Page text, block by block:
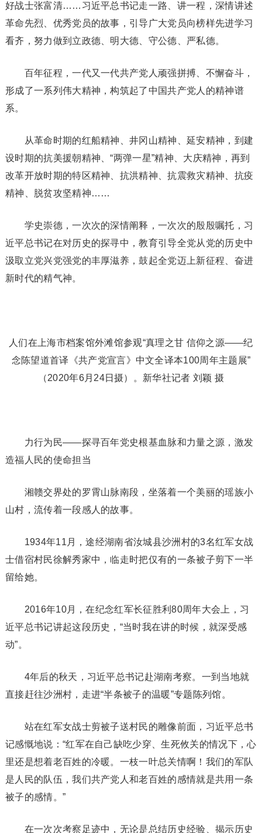
好战士张富清……习近平总书记走一路、讲一程，深情讲述
革命先烈、优秀党员的故事，引导广大党员向榜样先进学习
看齐，努力做到立政德、明大德、守公德、严私德。
百年征程，一代又一代共产党人顽强拼搏、不懈奋斗，
形成了一系列伟大精神，构筑起了中国共产党人的精神谱
系。
从革命时期的红船精神、井冈山精神、延安精神，到建
设时期的抗美援朝精神、“两弹一星”精神、大庆精神，再到
改革开放时期的特区精神、抗洪精神、抗震救灾精神、抗疫
精神、脱贫攻坚精神……
学史崇德，一次次的深情阐释，一次次的殷殷嘱托，习
近平总书记在对历史的探寻中，教育引导全党从党的历史中
汲取立党兴党强党的丰厚滋养，鼓起全党迈上新征程、奋进
新时代的精气神。
人们在上海市档案馆外滩馆参观“真理之甘 信仰之源——纪
念陈望道首译《共产党宣言》中文全译本100周年主题展”
（2020年6月24日摄）。新华社记者 刘颖 摄
力行为民——探寻百年党史根基血脉和力量之源，激发
造福人民的使命担当
湘赣交界处的罗霄山脉南段，坐落着一个美丽的瑶族小
山村，流传着一段感人的故事。
1934年11月，途经湖南省汝城县沙洲村的3名红军女战
士借宿村民徐解秀家中，临走时把仅有的一条被子剪下一半
留给她。
2016年10月，在纪念红军长征胜利80周年大会上，习
近平总书记讲起这段历史，“当时我在讲的时候，就深受感
动”。
4年后的秋天，习近平总书记赴湖南考察。一到当地就
直接赶往沙洲村，走进“半条被子的温暖”专题陈列馆。
站在红军女战士剪被子送村民的雕像前面，习近平总书
记感慨地说：“红军在自己缺吃少穿、生死攸关的情况下，心
里还是想着老百姓的冷暖。一枝一叶总关情啊！我们的军队
是人民的队伍，我们共产党人和老百姓的感情就是共用一条
被子的感情。”
在一次次考察足迹中，无论是总结历史经验、揭示历史